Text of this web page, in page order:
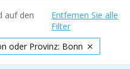
auf den
Entfernen Sie alle
Filter
oder Provinz: Bonn